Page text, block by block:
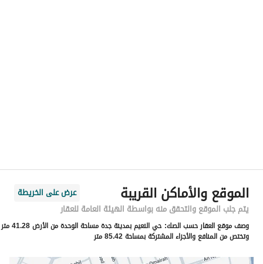
رقم المبنى
8850
الرقم الاضافي
3014
الموقع والأماكن القريبة
عرض على الخريطة
يتم جلب الموقع والتحقق منه بواسطة الهيئة العامة للعقار
وصف موقع العقار حسب الصك:
حي النعيم بمدينة جدة مساحة الوحدة من الأرض 41.28 متر
وتختص من المنافع والأجزاء المشتركة بمساحة 85.42 متر